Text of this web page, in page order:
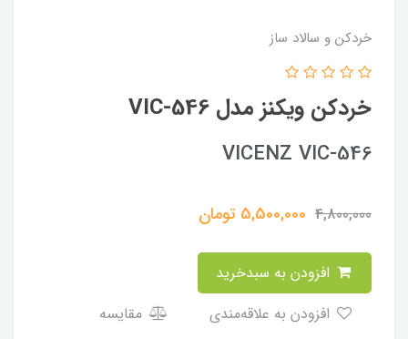
خردکن و سالاد ساز
خردکن ویکنز مدل VIC-546
VICENZ VIC-546
4,800,000
5,500,000 تومان
مقایسه